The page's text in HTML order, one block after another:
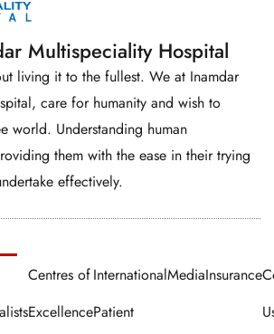
Multispeciality Hospital
living it to the fullest. We at Inamdar
care for humanity and wish to
world. Understanding human
them with the ease in their trying
effectively.
Centres of
Excellence
International
Patient
MediaInsurance